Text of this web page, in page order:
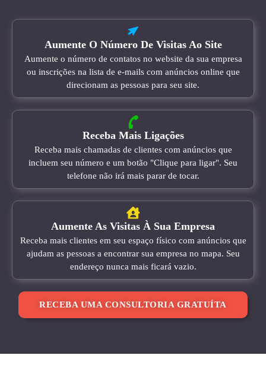
Aumente O Número De Visitas Ao Site
Aumente o número de contatos no website da sua empresa
ou inscrições na lista de e-mails com anúncios online que
direcionam as pessoas para seu site.
Receba Mais Ligações
Receba mais chamadas de clientes com anúncios que
incluem seu número e um botão "Clique para ligar". Seu
telefone não irá mais parar de tocar.
Aumente As Visitas À Sua Empresa
Receba mais clientes em seu espaço físico com anúncios que
ajudam as pessoas a encontrar sua empresa no mapa. Seu
endereço nunca mais ficará vazio.
RECEBA UMA CONSULTORIA GRATUÍTA